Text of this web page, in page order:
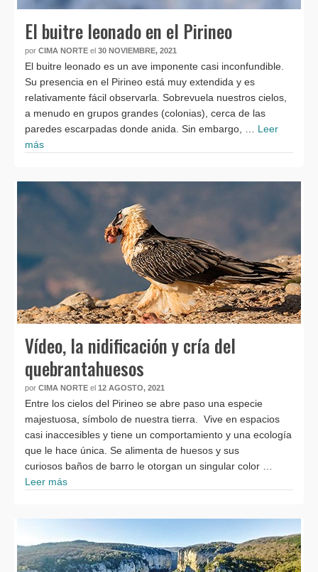
El buitre leonado en el Pirineo
por CIMA NORTE el 30 NOVIEMBRE, 2021
El buitre leonado es un ave imponente casi inconfundible.
Su presencia en el Pirineo está muy extendida y es
relativamente fácil observarla. Sobrevuela nuestros cielos,
a menudo en grupos grandes (colonias), cerca de las
paredes escarpadas donde anida. Sin embargo, … Leer
más
Vídeo, la nidificación y cría del
quebrantahuesos
por CIMA NORTE el 12 AGOSTO, 2021
Entre los cielos del Pirineo se abre paso una especie
majestuosa, símbolo de nuestra tierra. Vive en espacios
casi inaccesibles y tiene un comportamiento y una ecología
que le hace única. Se alimenta de huesos y sus
curiosos baños de barro le otorgan un singular color …
Leer más